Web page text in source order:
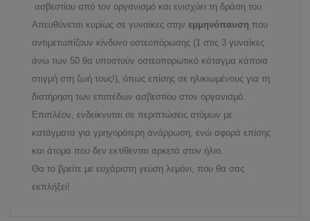
ασβεστίου από τον οργανισμό και ενισχύει τη δράση του.
Απευθύνεται κυρίως σε γυναίκες στην εμμηνόπαυση που
αντιμετωπίζουν κίνδυνο οστεοπόρωσης (1 στις 3 γυναίκες
άνω των 50 θα υποστούν οστεοπορωτικό κάταγμα κάποια
στιγμή στη ζωή τους!), όπως επίσης σε ηλικιωμένους για τη
διατήρηση των επιπέδων ασβεστίου στον οργανισμό.
Επιπλέον, ενδείκνυται σε περιπτώσεις ατόμων με
κατάγματα για γρηγορότερη ανάρρωση, ενώ αφορά επίσης
και άτομα που δεν εκτίθενται αρκετά στον ήλιο.
Θα το βρείτε με ευχάριστη γεύση λεμόνι, που θα σας
εκπλήξει!